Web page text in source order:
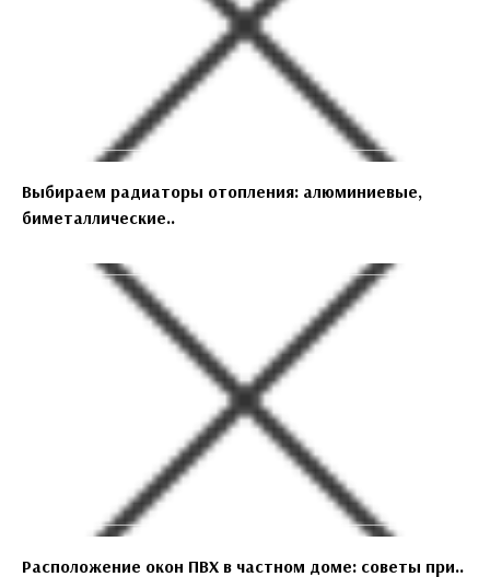
Выбираем радиаторы отопления: алюминиевые,
биметаллические..
Расположение окон ПВХ в частном доме: советы при..